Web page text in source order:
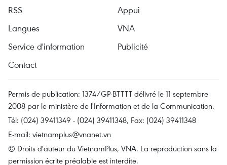
RSS
Appui
Langues
VNA
Service d'information
Publicité
Contact
Permis de publication: 1374/GP-BTTTT délivré le 11 septembre
2008 par le ministère de l'Information et de la Communication.
Tél: (024) 39411349 - (024) 39411348, Fax: (024) 39411348
E-mail: vietnamplus@vnanet.vn
© Droits d'auteur du VietnamPlus, VNA. La reproduction sans la
permission écrite préalable est interdite.